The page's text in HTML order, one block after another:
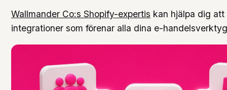
Wallmander Co:s Shopify-expertis kan hjälpa dig
integrationer som förenar alla dina e-